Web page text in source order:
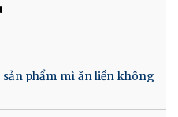
sản phẩm mì ăn liền không